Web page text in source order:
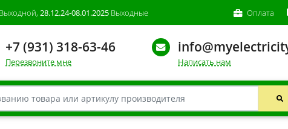
Выходной, 28.12.24-08.01.2025 Выходные Оплата
+7 (931) 318-63-46
Перезвоните мне Написать нам